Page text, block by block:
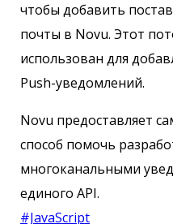
чтобы добавить
почты в Novu. Этот
использован для
Push-уведомлений.
Novu предоставляет
способ помочь
многоканальными
единого API.
#JavaScript